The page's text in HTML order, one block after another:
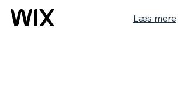
Læs mere